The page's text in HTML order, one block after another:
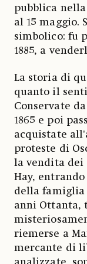
pubblica nella
al 15 maggio.
simbolico: fu
1885, a
La storia di
quanto il
Conservate
1865 e poi
acquistate
proteste di
la vendita dei
Hay,
della famiglia
anni Ottanta,
riemerse a
mercante di